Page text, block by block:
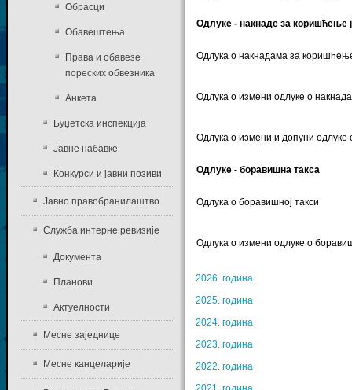
Одлуке - накнаде за коришћење
Одлука о накнадама за
Одлука о измени одлуке о
Одлука о измени и допуни
Одлуке - боравишна такса
Одлука о боравишној такси
Одлука о измени одлуке о
2026. година
2025. година
2024. година
2023. година
2022. година
Обрасци
Обавештења
Права и обавезе
пореских обвезника
Анкета
Буџетска инспекција
Јавне набавке
Конкурси и јавни позиви
Јавно правобранилаштво
Служба интерне ревизије
Документа
Планови
Актуелности
Месне заједнице
Месне канцеларије